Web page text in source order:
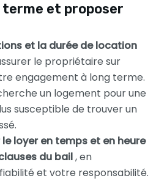
terme et proposer
et la durée de location
le propriétaire sur
engagement à long terme.
un logement pour une
susceptible de trouver un
le loyer en temps et en heure
du bail, en
et votre responsabilité.